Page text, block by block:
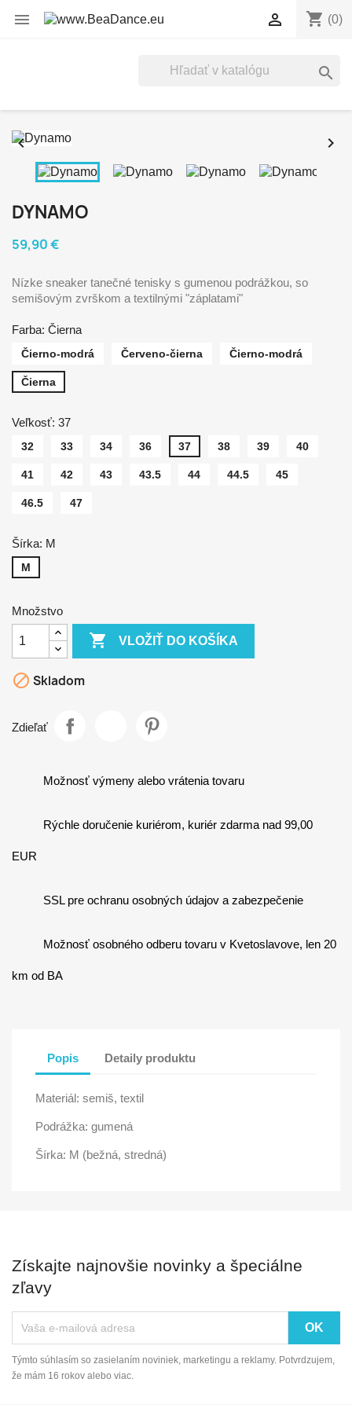
 shopping_cart (0)


 
DYNAMO
59,90 €
Nízke sneaker tanečné tenisky s gumenou podrážkou, so
semišovým zvrškom a textilnými "záplatami"
Farba: Čierna
Čierno-modrá Červeno-čierna Čierno-modrá
Čierna
Veľkosť: 37
32 33 34 36 37 38 39 40
41 42 43 43.5 44 44.5 45
46.5 47
Šírka: M
M
Množstvo
 VLOŽIŤ DO KOŠÍKA
 Skladom
Zdieľať
Možnosť výmeny alebo vrátenia tovaru
Rýchle doručenie kuriérom, kuriér zdarma nad 99,00
EUR
SSL pre ochranu osobných údajov a zabezpečenie
Možnosť osobného odberu tovaru v Kvetoslavove, len 20
km od BA
Popis Detaily produktu
Materiál: semiš, textil
Podrážka: gumená
Šírka: M (bežná, stredná)
Získajte najnovšie novinky a špeciálne
zľavy
Týmto súhlasím so zasielaním noviniek, marketingu a reklamy. Potvrdzujem,
že mám 16 rokov alebo viac.